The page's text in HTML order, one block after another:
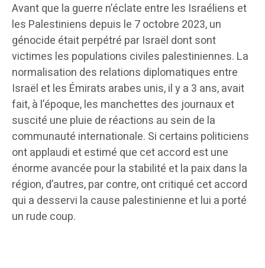
Avant que la guerre n’éclate entre les Israéliens et
les Palestiniens depuis le 7 octobre 2023, un
génocide était perpétré par Israël dont sont
victimes les populations civiles palestiniennes. La
normalisation des relations diplomatiques entre
Israël et les Émirats arabes unis, il y a 3 ans, avait
fait, à l’époque, les manchettes des journaux et
suscité une pluie de réactions au sein de la
communauté internationale. Si certains politiciens
ont applaudi et estimé que cet accord est une
énorme avancée pour la stabilité et la paix dans la
région, d’autres, par contre, ont critiqué cet accord
qui a desservi la cause palestinienne et lui a porté
un rude coup.